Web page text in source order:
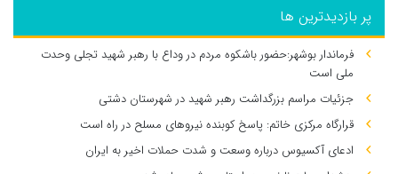
پر بازدیدترین ها
فرماندار بوشهر:حضور باشکوه مردم در وداع با رهبر شهید تجلی وحدت
ملی است
جزئیات مراسم بزرگداشت رهبر شهید در شهرستان دشتی
قرارگاه مرکزی خاتم: پاسخ کوبنده نیروهای مسلح در راه است
ادعای آکسیوس درباره وسعت و شدت حملات اخیر به ایران